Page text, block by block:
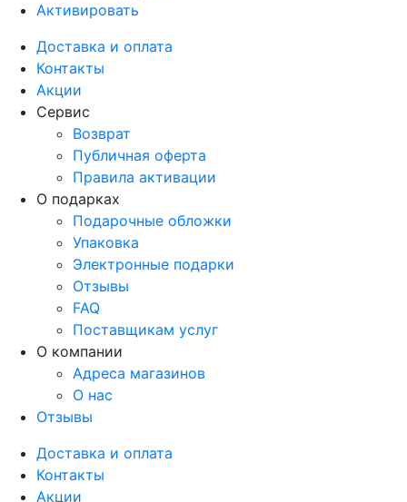
Активировать
Доставка и оплата
Контакты
Акции
Сервис
Возврат
Публичная оферта
Правила активации
О подарках
Подарочные обложки
Упаковка
Электронные подарки
Отзывы
FAQ
Поставщикам услуг
О компании
Адреса магазинов
О нас
Отзывы
Доставка и оплата
Контакты
Акции